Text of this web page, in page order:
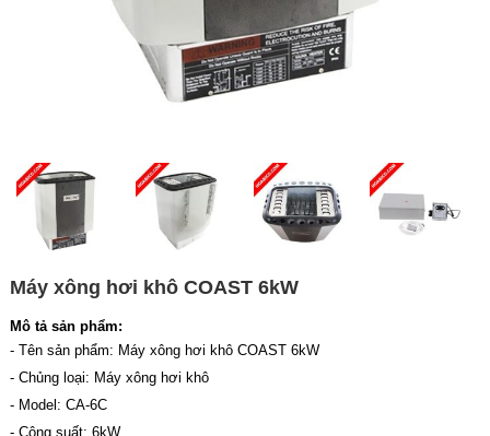
Máy xông hơi khô COAST 6kW
Mô tả sản phẩm:
- Tên sản phẩm: Máy xông hơi khô COAST 6kW
- Chủng loại: Máy xông hơi khô
- Model: CA-6C
- Công suất: 6kW